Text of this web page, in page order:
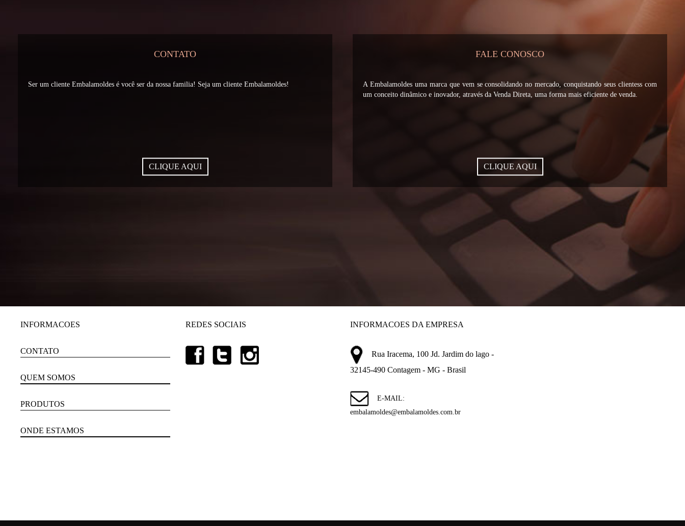
CONTATO
Ser um cliente Embalamoldes é você ser da nossa familia! Seja um cliente Embalamoldes!
CLIQUE AQUI
FALE CONOSCO
A Embalamoldes uma marca que vem se consolidando no mercado, conquistando seus clientess com
um conceito dinâmico e inovador, através da Venda Direta, uma forma mais eficiente de venda.
CLIQUE AQUI
INFORMACOES
CONTATO
QUEM SOMOS
PRODUTOS
ONDE ESTAMOS
REDES SOCIAIS INFORMACOES DA EMPRESA
Rua Iracema, 100 Jd. Jardim do lago -
32145-490 Contagem - MG - Brasil
E-MAIL:
embalamoldes@embalamoldes.com.br